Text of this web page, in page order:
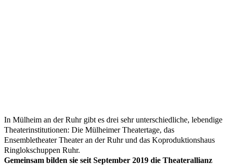
In Mülheim an der Ruhr gibt es drei sehr unterschiedliche, lebendige
Theaterinstitutionen: Die Mülheimer Theatertage, das
Ensembletheater Theater an der Ruhr und das Koproduktionshaus
Ringlokschuppen Ruhr.
Gemeinsam bilden sie seit September 2019 die Theaterallianz